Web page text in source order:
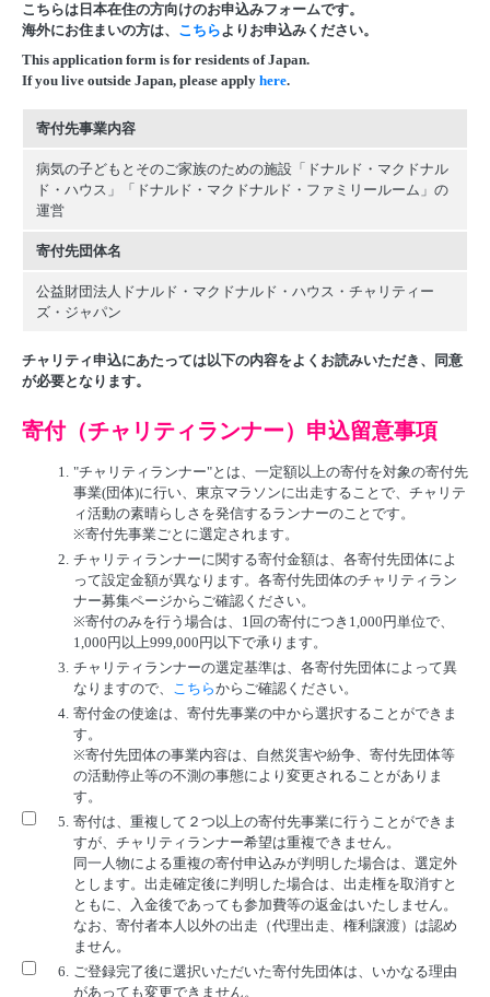
こちらは日本在住の方向けのお申込みフォームです。
海外にお住まいの方は、 こちらよりお申込みください。
This application form is for residents of Japan.
If you live outside Japan, please apply here.
寄付先事業内容
病気の子どもとそのご家族のための施設「ドナルド・マクドナル
ド・ハウス」「ドナルド・マクドナルド・ファミリールーム」の
運営
寄付先団体名
公益財団法人ドナルド・マクドナルド・ハウス・チャリティー
ズ・ジャパン
チャリティ申込にあたっては以下の内容をよくお読みいただき、同意
が必要となります。
寄付（チャリティランナー）申込留意事項
1. "チャリティランナー"とは、一定額以上の寄付を対象の寄付先
事業(団体)に行い、東京マラソンに出走することで、チャリテ
ィ活動の素晴らしさを発信するランナーのことです。
※寄付先事業ごとに選定されます。
2. チャリティランナーに関する寄付金額は、各寄付先団体によ
って設定金額が異なります。各寄付先団体のチャリティラン
ナー募集ページからご確認ください。
※寄付のみを行う場合は、1回の寄付につき1,000円単位で、
1,000円以上999,000円以下で承ります。
3. チャリティランナーの選定基準は、各寄付先団体によって異
なりますので、 こちらからご確認ください。
4. 寄付金の使途は、寄付先事業の中から選択することができま
す。
※寄付先団体の事業内容は、自然災害や紛争、寄付先団体等
の活動停止等の不測の事態により変更されることがありま
す。
5. 寄付は、重複して２つ以上の寄付先事業に行うことができま
すが、チャリティランナー希望は重複できません。
同一人物による重複の寄付申込みが判明した場合は、選定外
とします。出走確定後に判明した場合は、出走権を取消すと
ともに、入金後であっても参加費等の返金はいたしません。
なお、寄付者本人以外の出走（代理出走、権利譲渡）は認め
ません。
6. ご登録完了後に選択いただいた寄付先団体は、いかなる理由
があっても変更できません。